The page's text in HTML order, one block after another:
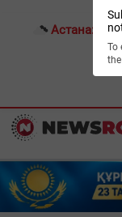
To
Астана: